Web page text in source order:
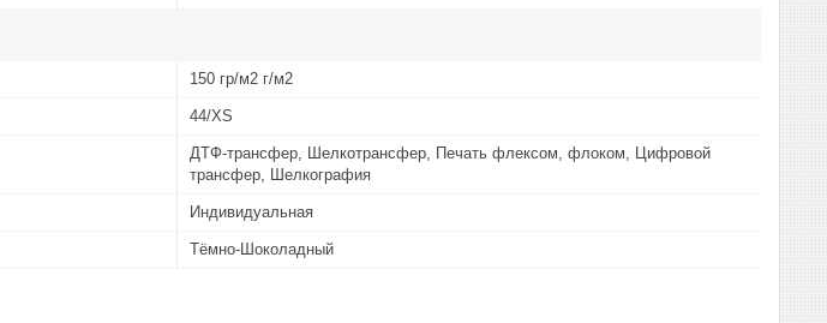
150 гр/м2 г/м2
44/XS
ДТФ-трансфер, Шелкотрансфер, Печать флексом, флоком, Цифровой
трансфер, Шелкография
Индивидуальная
Тёмно-Шоколадный